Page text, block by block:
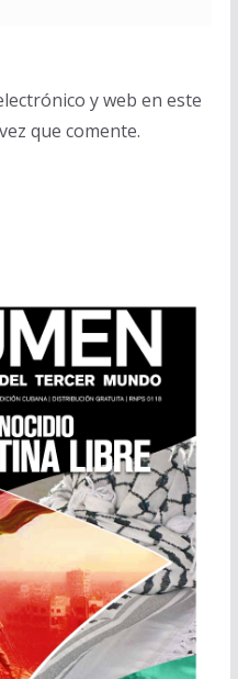
y web en este
que comente.